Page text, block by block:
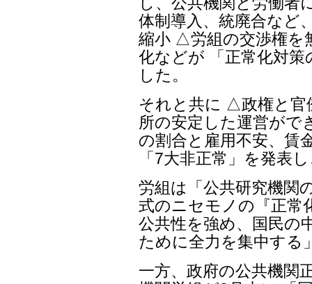
体制導入、統廃合など
縮小 △労組の交渉権を
化などが 「正常化対
した。
それと共に △政権と官
所の安定した運営が
の割合と雇用不安、賃
「7大非正常」を発表
労組は「公共研究機関
式のニセモノの『正常
公共性を強め、国民の
ために全力を集中する
一方、政府の公共機関